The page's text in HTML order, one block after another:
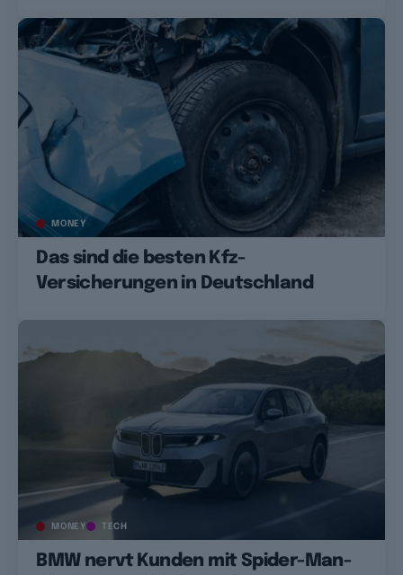
MONEY
Das sind die besten Kfz-
Versicherungen in Deutschland
MONEY TECH
BMW nervt Kunden mit Spider-Man-